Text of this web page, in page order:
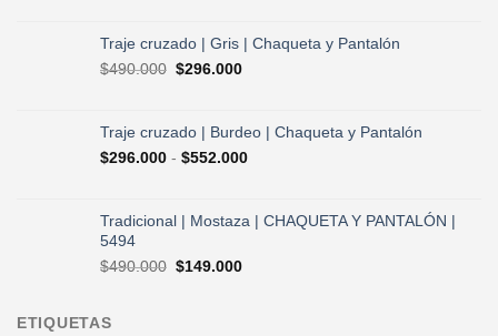
era:
$490.000.
es:
Traje cruzado | Gris | Chaqueta y Pantalón
$490.000 El
era:
$490.000.
$296.000El
es:
Traje cruzado | Burdeo | Chaqueta y Pantalón
$296.000 - $552.000Rango
desde
Tradicional | Mostaza | CHAQUETA Y PANTALÓN |
5494
$490.000 El
$149.000El
ETIQUETAS